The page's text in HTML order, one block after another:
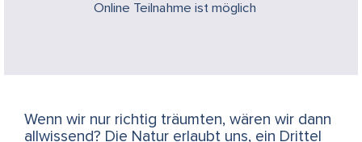
Online Teilnahme ist möglich
Wenn wir nur richtig träumten, wären wir dann
allwissend? Die Natur erlaubt uns, ein Drittel